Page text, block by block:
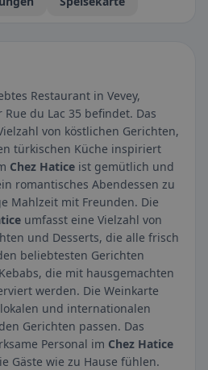
Restaurant in Vevey,
du Lac 35 befindet. Das
von köstlichen Gerichten,
türkischen Küche inspiriert
Chez Hatice ist gemütlich und
romantisches Abendessen zu
Mahlzeit mit Freunden. Die
umfasst eine Vielzahl von
und Desserts, die alle frisch
beliebtesten Gerichten
die mit hausgemachten
werden. Die Weinkarte
und internationalen
Gerichten passen. Das
Personal im Chez Hatice
Gäste wie zu Hause fühlen.